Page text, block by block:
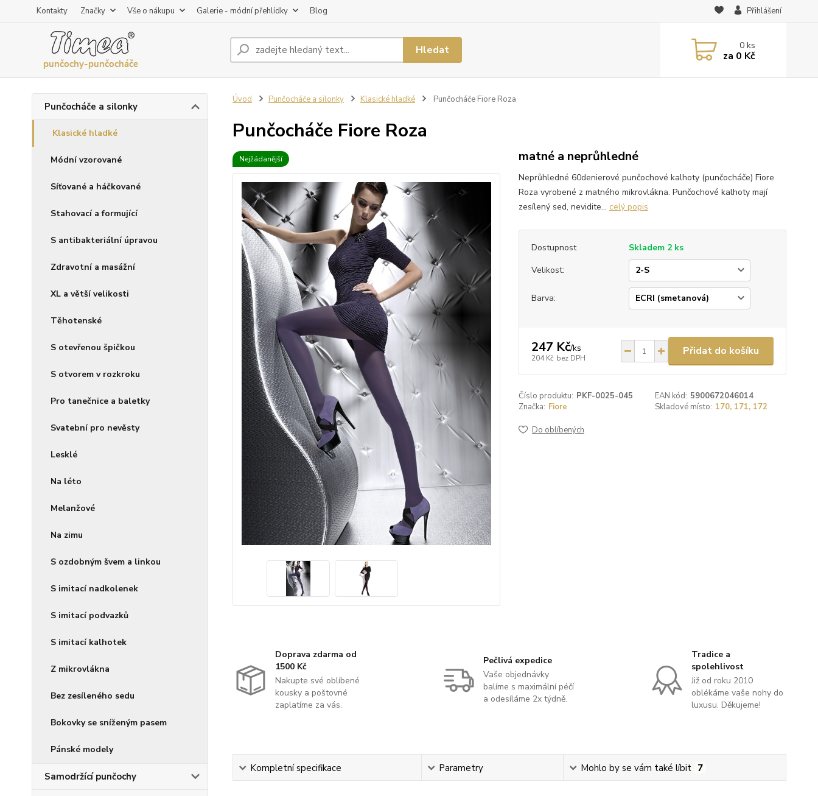
Kontakty Značky Vše o nákupu Galerie - módní přehlídky Blog Přihlášení
Hledat 0ks
za 0 Kč
Punčocháče a silonky
Klasické hladké
Módní vzorované
Síťované a háčkované
Stahovací a formující
S antibakteriální úpravou
Zdravotní a masážní
XL a větší velikosti
Těhotenské
S otevřenou špičkou
S otvorem v rozkroku
Pro tanečnice a baletky
Svatební pro nevěsty
Lesklé
Na léto
Melanžové
Na zimu
S ozdobným švem a linkou
S imitací nadkolenek
S imitací podvazků
S imitací kalhotek
Z mikrovlákna
Bez zesíleného sedu
Bokovky se sníženým pasem
Pánské modely
Samodržící punčochy
Úvod Punčocháče a silonky Klasické hladké Punčocháče Fiore Roza
Punčocháče Fiore Roza
Nejžádanější matné a neprůhledné
Neprůhledné 60denierové punčochové kalhoty (punčocháče) Fiore
Roza vyrobené z matného mikrovlákna. Punčochové kalhoty mají
zesílený sed, nevidite... celý popis
Dostupnost
Skladem 2 ks
Velikost:
Barva:
247 Kč/ks
204 Kč bez DPH
Přidat do košíku
Číslo produktu: PKF-0025-045 EAN kód: 5900672046014
Značka: Fiore Skladové místo: 170, 171, 172
Do oblíbených
Doprava zdarma od
1500 Kč
Nakupte své oblíbené
kousky a poštovné
zaplatíme za vás.
Pečlivá expedice
Vaše objednávky
balíme s maximální péčí
a odesíláme 2x týdně.
Tradice a
spolehlivost
Již od roku 2010
oblékáme vaše nohy do
luxusu. Děkujeme!
Kompletní specifikace Parametry Mohlo by se vám také líbit 7